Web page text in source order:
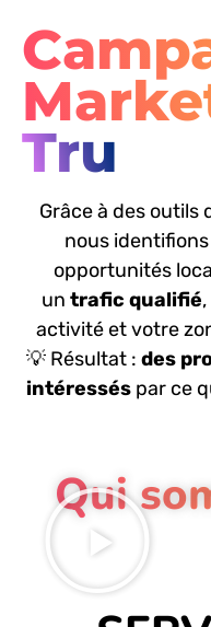
Grâce à des outils
nous
opportunités
untrafic qualifié
activité et votre
💡 Résultat :des
intéressés par ce
Qui